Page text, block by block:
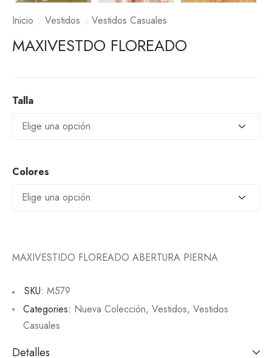
Inicio Vestidos Vestidos Casuales
MAXIVESTDO FLOREADO
Talla
Colores
MAXIVESTIDO FLOREADO ABERTURA PIERNA
SKU: M579
Categories: Nueva Colección, Vestidos, Vestidos
Casuales
Detalles